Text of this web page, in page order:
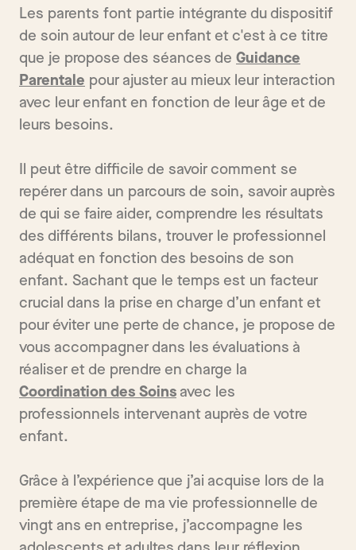
Les parents font partie intégrante du dispositif
de soin autour de leur enfant et c'est à ce titre
que je propose des séances de Guidance
Parentale pour ajuster au mieux leur interaction
avec leur enfant en fonction de leur âge et de
leurs besoins.
Il peut être difficile de savoir comment se
repérer dans un parcours de soin, savoir auprès
de qui se faire aider, comprendre les résultats
des différents bilans, trouver le professionnel
adéquat en fonction des besoins de son
enfant. Sachant que le temps est un facteur
crucial dans la prise en charge d’un enfant et
pour éviter une perte de chance, je propose de
vous accompagner dans les évaluations à
réaliser et de prendre en charge la
Coordination des Soins avec les
professionnels intervenant auprès de votre
enfant.
Grâce à l’expérience que j’ai acquise lors de la
première étape de ma vie professionnelle de
vingt ans en entreprise, j’accompagne les